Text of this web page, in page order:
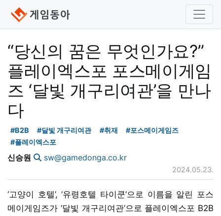
“당신의 꿈은 무엇인가요?”
플레이엑스포 포스메이게임
즈 ‘달빛 개구리여관’을 만나
다
#B2B #달빛 개구리여관 #취재
#포스메이게임즈
#플레이엑스포
신승원 sw@gamedonga.co.kr
2024.05.23.
‘고양이 호텔’, ‘유령호텔 타이쿤’으로 이름을 알린 포스
메이게임즈가 ‘달빛 개구리여관’으로 플레이엑스포 B2B